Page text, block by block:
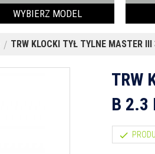
WYBIERZ MODEL
TRW KLOCKI TYŁ TYLNE MASTER
TRW
B 2.3